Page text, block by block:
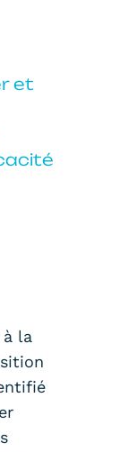
et
à la